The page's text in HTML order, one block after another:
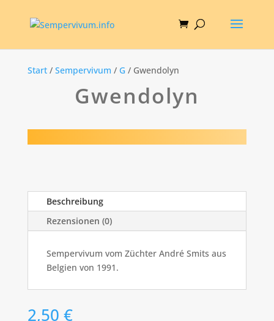
Start/ Sempervivum / G / Gwendolyn
Gwendolyn
Beschreibung
Rezensionen (0)
Sempervivum vom Züchter André Smits aus
Belgien von 1991.
2,50 €